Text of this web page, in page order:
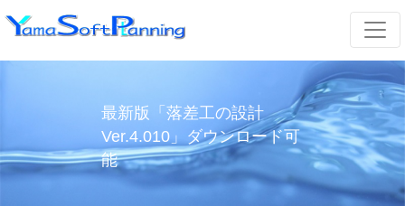
最新版「落差工の設計
Ver.4.010」ダウンロード可
能